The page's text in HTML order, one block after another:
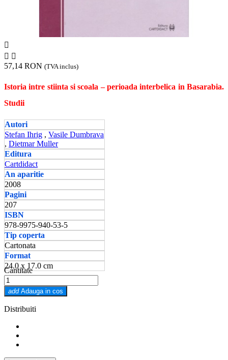

 
57,14 RON (TVA inclus)
Istoria intre stiinta si scoala – perioada interbelica in Basarabia.
Studii
Autori
Stefan Ihrig , Vasile Dumbrava
, Dietmar Muller
Editura
Cartdidact
An aparitie
2008
Pagini
207
ISBN
978-9975-940-53-5
Tip coperta
Cartonata
Format
24.0 x 17.0 cm
Cantitate
add Adauga in cos
Distribuiti